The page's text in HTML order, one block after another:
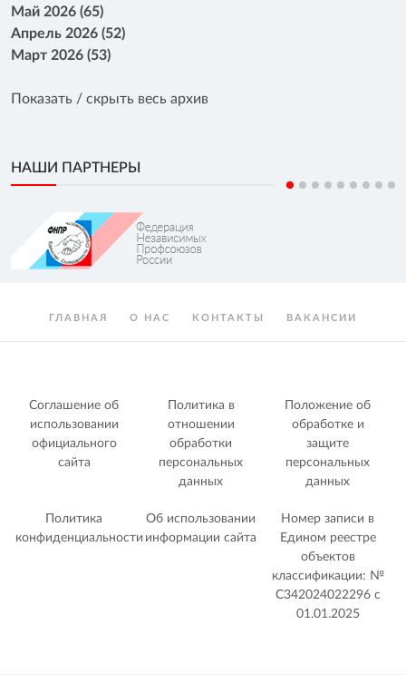
Май 2026 (65)
Апрель 2026 (52)
Март 2026 (53)
Показать / скрыть весь архив
НАШИ ПАРТНЕРЫ
ГЛАВНАЯ О НАС КОНТАКТЫ ВАКАНСИИ
Соглашение об
использовании
официального
сайта
Политика в
отношении
обработки
персональных
данных
Положение об
обработке и
защите
персональных
данных
Политика
конфиденциальности
Об использовании
информации сайта
Номер записи в
Едином реестре
объектов
классификации: №
С342024022296 c
01.01.2025